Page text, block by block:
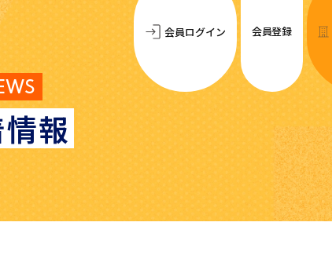
報
会員ログイン 会員登録